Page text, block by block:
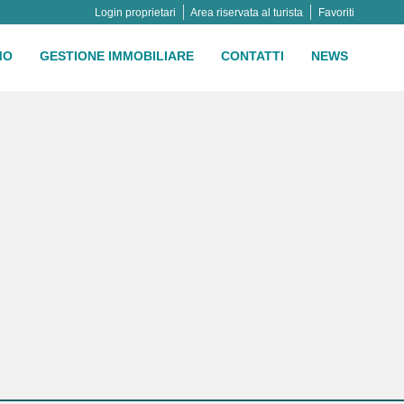
Favoriti
Area riservata al turista
Login proprietari
GESTIONE IMMOBILIARE CONTATTI NEWS